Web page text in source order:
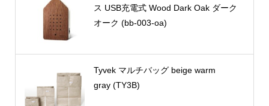
ス USB充電式 Wood Dark Oak ダーク
オーク (bb-003-oa)
Tyvek マルチバッグ beige warm
gray (TY3B)